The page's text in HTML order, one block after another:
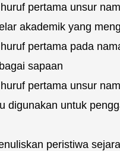
pertama unsur
akademik yang
pertama pada
sapaan
pertama unsur
digunakan untuk
peristiwa